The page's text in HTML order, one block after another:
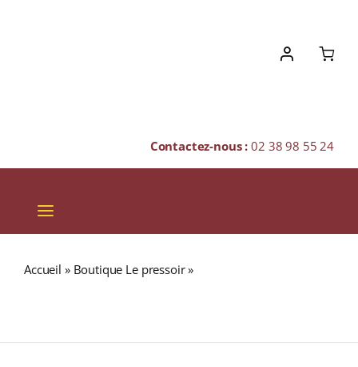
Contactez-nous :02 38 98 55 24
Toggle
Navigation
Accueil » Boutique Le pressoir»